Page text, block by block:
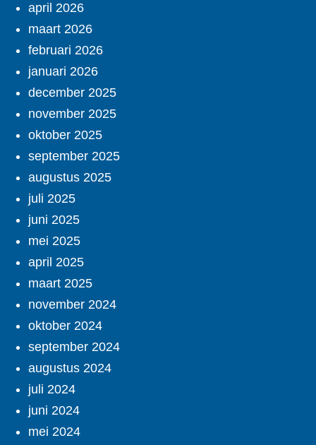
april 2026
maart 2026
februari 2026
januari 2026
december 2025
november 2025
oktober 2025
september 2025
augustus 2025
juli 2025
juni 2025
mei 2025
april 2025
maart 2025
november 2024
oktober 2024
september 2024
augustus 2024
juli 2024
juni 2024
mei 2024